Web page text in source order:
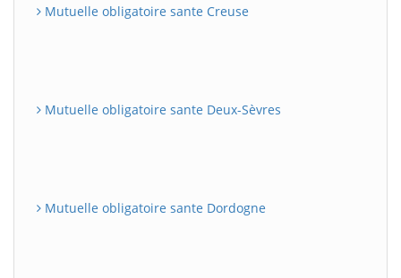
Mutuelle obligatoire sante Creuse
Mutuelle obligatoire sante Deux-Sèvres
Mutuelle obligatoire sante Dordogne